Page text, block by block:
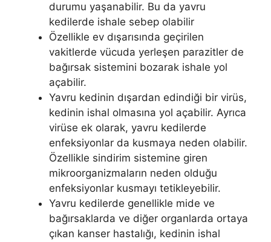
durumu yaşanabilir. Bu da yavru
kedilerde ishale sebep olabilir
Özellikle ev dışarısında geçirilen
vakitlerde vücuda yerleşen parazitler de
bağırsak sistemini bozarak ishale yol
açabilir.
Yavru kedinin dışardan edindiği bir virüs,
kedinin ishal olmasına yol açabilir. Ayrıca
virüse ek olarak, yavru kedilerde
enfeksiyonlar da kusmaya neden olabilir.
Özellikle sindirim sistemine giren
mikroorganizmaların neden olduğu
enfeksiyonlar kusmayı tetikleyebilir.
Yavru kedilerde genellikle mide ve
bağırsaklarda ve diğer organlarda ortaya
çıkan kanser hastalığı, kedinin ishal